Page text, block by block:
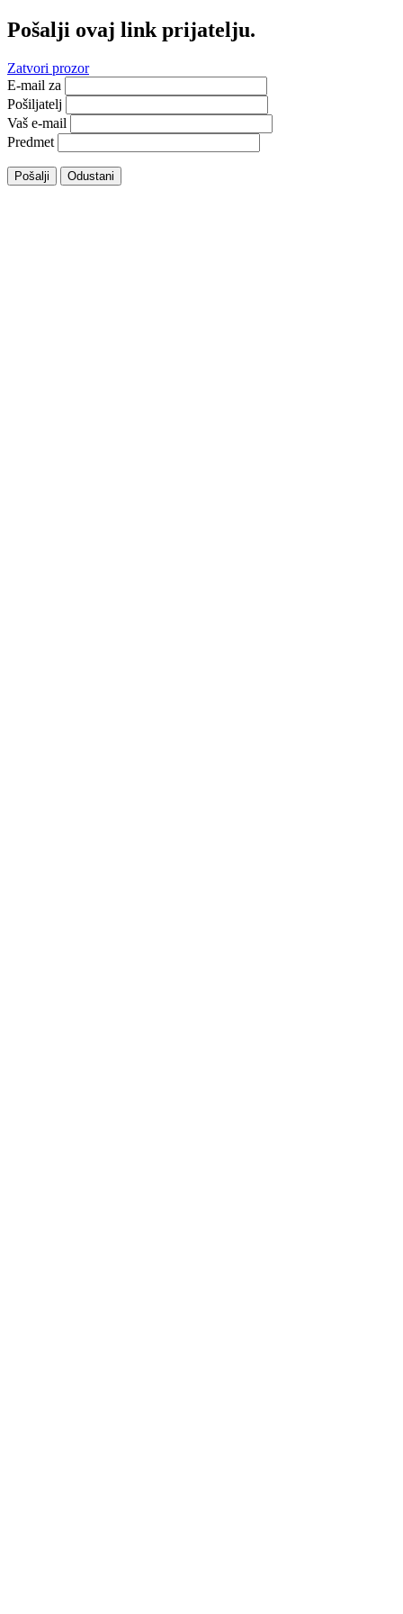
Pošalji ovaj link prijatelju.
Zatvori prozor
E-mail za
Pošiljatelj
Vaš e-mail
Predmet
Pošalji Odustani